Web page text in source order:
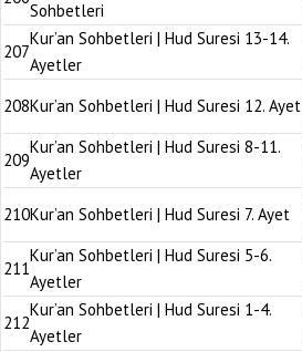
Sohbetleri
207
Kur’an Sohbetleri | Hud Suresi 13-14.
Ayetler
208Kur’an Sohbetleri | Hud Suresi 12. Ayet
209
Kur’an Sohbetleri | Hud Suresi 8-11.
Ayetler
210Kur’an Sohbetleri | Hud Suresi 7. Ayet
211
Kur’an Sohbetleri | Hud Suresi 5-6.
Ayetler
212
Kur’an Sohbetleri | Hud Suresi 1-4.
Ayetler